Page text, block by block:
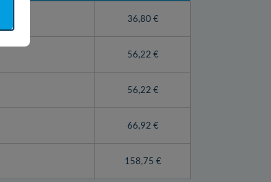
36,80 €
56,22 €
56,22 €
66,92 €
158,75 €